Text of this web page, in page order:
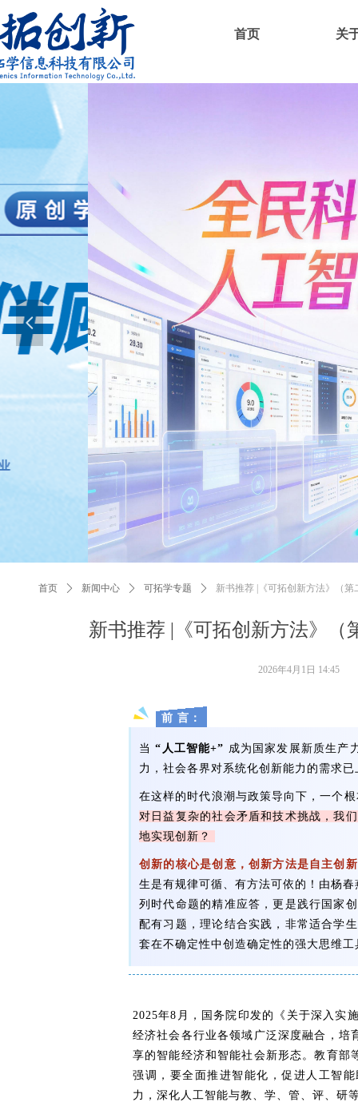
끠
넳
首页 关
新书推荐 |《可拓创新方法》（
首页 ꄲ 新闻中心 ꄲ 可拓学专题 ꄲ 新书推荐 |《可拓创新方法》（
前 言：
当 “人工智能+” 成为国家发展新质生产
力，社会各界对系统化创新能力的需求
在这样的时代浪潮与政策导向下，一个
对日益复杂的社会矛盾和技术挑战，我
地实现创新？
创新的核心是创意，创新方法是自主创
生是有规律可循、有方法可依的！由杨
列时代命题的精准应答，更是践行国家
配有习题，理论结合实践，非常适合学
套在不确定性中创造确定性的强大思维工
2025年8月，国务院印发的《关于深入实
经济社会各行业各领域广泛深度融合，培
享的智能经济和智能社会新形态。教育部
强调，要全面推进智能化，促进人工智
力，深化人工智能与教、学、管、评、研
2026年4月1日 14:45